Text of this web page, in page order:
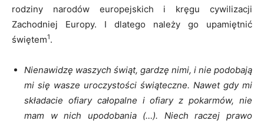
rodziny narodów europejskich i kręgu cywilizacji
Zachodniej Europy. I dlatego należy go upamiętnić
świętem1.
Nienawidzę waszych świąt, gardzę nimi, i nie podobają
mi się wasze uroczystości świąteczne. Nawet gdy mi
składacie ofiary całopalne i ofiary z pokarmów, nie
mam w nich upodobania (…). Niech raczej prawo